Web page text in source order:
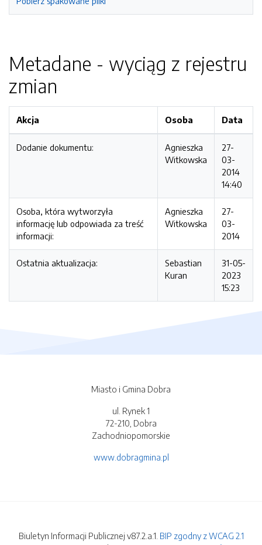
Metadane - wyciąg z rejestru
zmian
Akcja Osoba Data
Dodanie dokumentu:
Agnieszka
Witkowska
27-
03-
2014
14:40
Osoba, która wytworzyła
informację lub odpowiada za treść
informacji:
Agnieszka
Witkowska
27-
03-
2014
Ostatnia aktualizacja:
Sebastian
Kuran
31-05-
2023
15:23
Miasto i Gmina Dobra
ul. Rynek 1
72-210, Dobra
Zachodniopomorskie
www.dobragmina.pl
Biuletyn Informacji Publicznej v87.2.a.1. BIP zgodny z WCAG 2.1